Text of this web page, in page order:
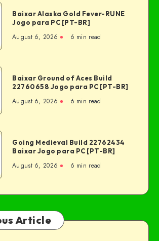
Baixar Alaska Gold Fever-RUNE
Jogo para PC [PT-BR]
August 6, 2026 6 min read
Baixar Ground of Aces Build
22760658 Jogo para PC [PT-BR]
August 6, 2026 6 min read
Going Medieval Build 22762434
Baixar Jogo para PC [PT-BR]
August 6, 2026 6 min read
Article